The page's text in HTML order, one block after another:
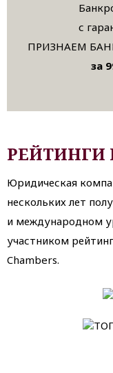
с
ПРИЗНАЕМ
за
РЕЙТИНГИ
Юридическая
нескольких лет
и международном
участником
Chambers.